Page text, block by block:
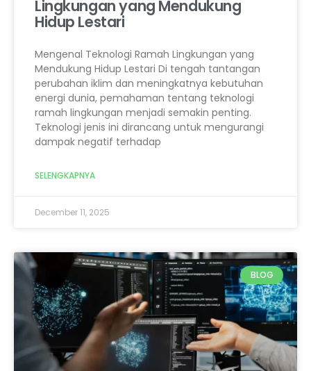
Lingkungan yang Mendukung
Hidup Lestari
Mengenal Teknologi Ramah Lingkungan yang
Mendukung Hidup Lestari Di tengah tantangan
perubahan iklim dan meningkatnya kebutuhan
energi dunia, pemahaman tentang teknologi
ramah lingkungan menjadi semakin penting.
Teknologi jenis ini dirancang untuk mengurangi
dampak negatif terhadap
SELENGKAPNYA
December 11, 2025
BLOG